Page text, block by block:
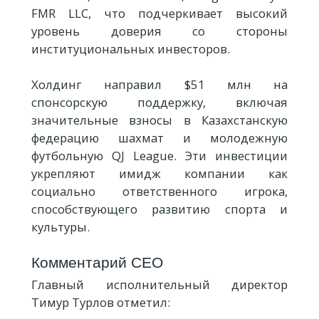
FMR LLC, что подчеркивает высокий
уровень доверия со стороны
институциональных инвесторов.
Холдинг направил $51 млн на
спонсорскую поддержку, включая
значительные взносы в Казахстанскую
федерацию шахмат и молодежную
футбольную QJ League. Эти инвестиции
укрепляют имидж компании как
социально ответственного игрока,
способствующего развитию спорта и
культуры.
Комментарий CEO
Главный исполнительный директор
Тимур Турлов отметил: